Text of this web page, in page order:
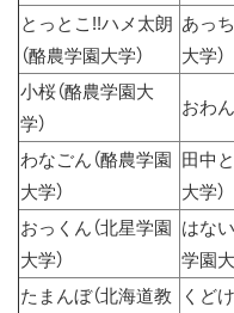
とっとこ!!ハメ太朗
（酪農学園大学）
あっ
大学）
小桜（酪農学園大
学）
おわ
わなごん（酪農学園
大学）
田中
大学）
おっくん（北星学園
大学）
はな
学園大
たまんぼ（北海道教 くど